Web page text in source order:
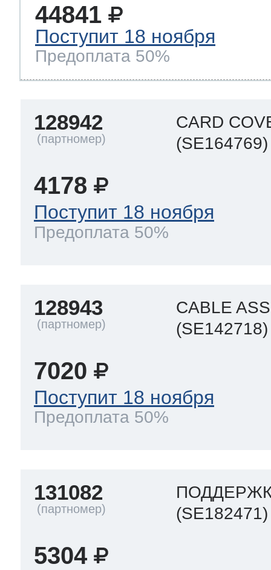
44841
Поступит 18 ноября
Предоплата 50%
128942
CARD
(SE164769)
4178
Поступит 18 ноября
Предоплата 50%
128943
CABLE
(SE142718)
7020
Поступит 18 ноября
Предоплата 50%
131082
(SE182471)
5304